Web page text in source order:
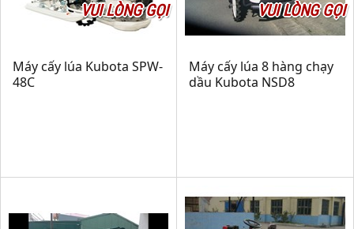
VUI LÒNG GỌI
Máy cấy lúa Kubota SPW-
48C
VUI LÒNG GỌI
Máy cấy lúa 8 hàng chạy
dầu Kubota NSD8